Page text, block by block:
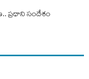
ప్రధాని సందేశం